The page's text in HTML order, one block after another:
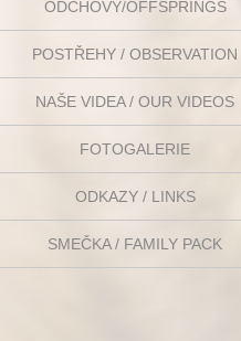
ODCHOVY/OFFSPRINGS
POSTŘEHY / OBSERVATION
NAŠE VIDEA / OUR VIDEOS
FOTOGALERIE
ODKAZY / LINKS
SMEČKA / FAMILY PACK